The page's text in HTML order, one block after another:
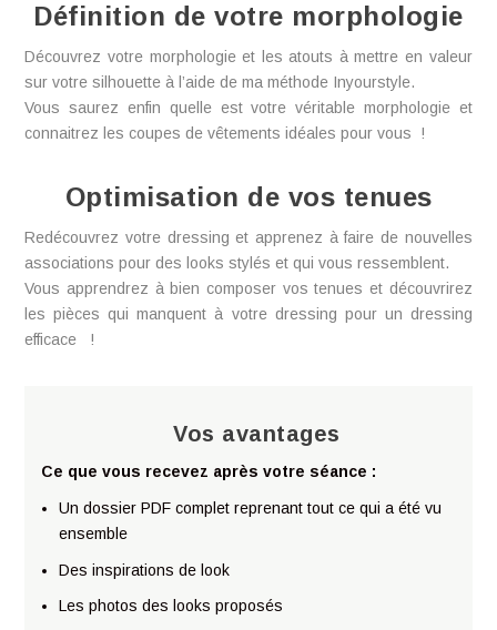
Définition de votre morphologie
Découvrez votre morphologie et les atouts à mettre en valeur
sur votre silhouette à l’aide de ma méthode Inyourstyle.
Vous saurez enfin quelle est votre véritable morphologie et
connaitrez les coupes de vêtements idéales pour vous !
Optimisation de vos tenues
Redécouvrez votre dressing et apprenez à faire de nouvelles
associations pour des looks stylés et qui vous ressemblent.
Vous apprendrez à bien composer vos tenues et découvrirez
les pièces qui manquent à votre dressing pour un dressing
efficace !
Vos avantages
Ce que vous recevez après votre séance :
Un dossier PDF complet reprenant tout ce qui a été vu
ensemble
Des inspirations de look
Les photos des looks proposés